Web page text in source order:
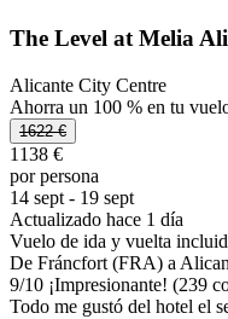
The Level at Melia
Alicante City Centre
Ahorra un 100 % en tu
1622 €
1138 €
por persona
14 sept - 19 sept
Actualizado hace 1 día
Vuelo de ida y vuelta
De Fráncfort (FRA) a
9/10 ¡Impresionante! (239
Todo me gustó del hotel el